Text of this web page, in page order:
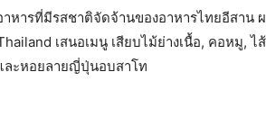
หารที่มีรสชาติจัดจ้านของอาหารไทยอีสาน
เสนอเมนู เสียบไม้ย่างเนื้อ, คอหมู,
ละหอยลายญี่ปุ่นอบสาโท